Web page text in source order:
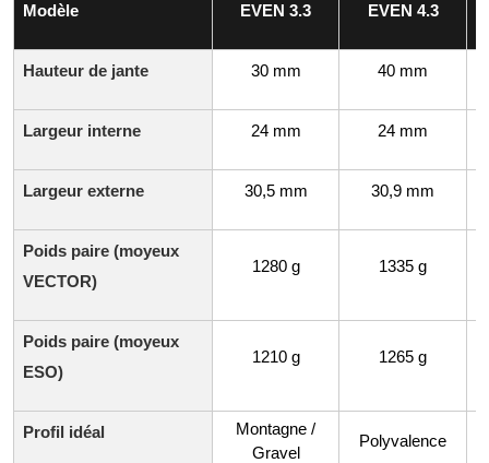
Modèle EVEN 3.3 EVEN 4.3
Hauteur de jante 30 mm 40 mm
Largeur interne 24 mm 24 mm
Largeur externe 30,5 mm 30,9 mm
Poids paire (moyeux
VECTOR)
1280 g 1335 g
Poids paire (moyeux
ESO)
1210 g 1265 g
Profil idéal
Montagne /
Gravel
Polyvalence